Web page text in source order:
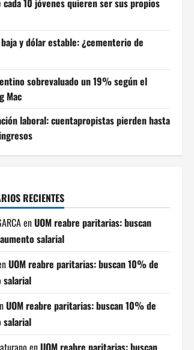
cada 10 jóvenes quieren ser sus propios
y dólar estable: ¿cementerio de
sobrevaluado un 19% según el
Mac
laboral: cuentapropistas pierden hasta
RECIENTES
enUOM reabre paritarias: buscan
salarial
UOM reabre paritarias: buscan 10% de
salarial
UOM reabre paritarias: buscan 10% de
salarial
enUOM reabre paritarias: buscan